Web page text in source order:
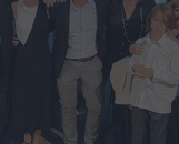
EN SU NUEVA CAMPAÑA
DEL FÚTBOL